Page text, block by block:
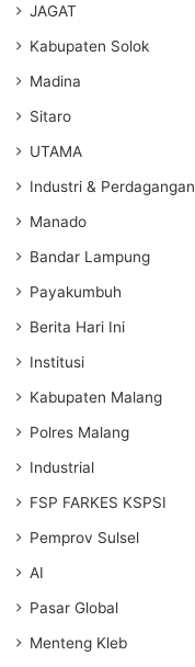
JAGAT
Kabupaten Solok
Madina
Sitaro
UTAMA
Industri & Perdagangan
Manado
Bandar Lampung
Payakumbuh
Berita Hari Ini
Institusi
Kabupaten Malang
Polres Malang
Industrial
FSP FARKES KSPSI
Pemprov Sulsel
AI
Pasar Global
Menteng Kleb